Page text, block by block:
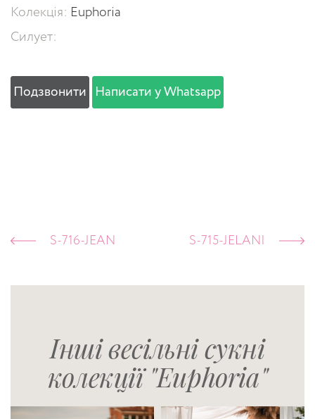
Колекція: Euphoria
Силует:
Подзвонити Написати у Whatsapp
S-716-JEAN S-715-JELANI
Інші весільні сукні
колекції "Euphoria"